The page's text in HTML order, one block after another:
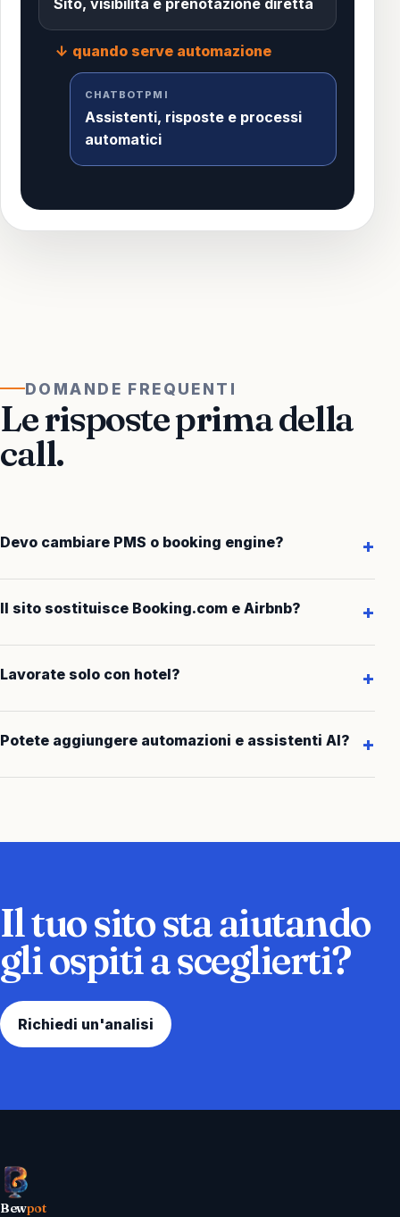
Sito, visibilità e prenotazione diretta
↓ quando serve automazione
CHATBOTPMI
Assistenti, risposte e processi
automatici
DOMANDE FREQUENTI
Le risposte prima della
call.
Devo cambiare PMS o booking engine?
Il sito sostituisce Booking.com e Airbnb?
Lavorate solo con hotel?
Potete aggiungere automazioni e assistenti AI?
Il tuo sito sta aiutando
gli ospiti a sceglierti?
Richiedi un'analisi
Bewpot